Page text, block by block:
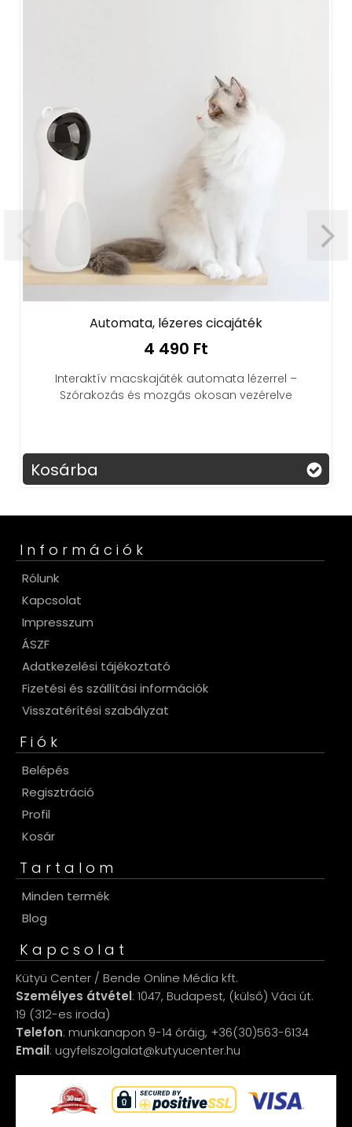
Automata, lézeres cicajáték
4 490 Ft
Interaktív macskajáték automata lézerrel –
Szórakozás és mozgás okosan vezérelve
Információk
Rólunk
Kapcsolat
Impresszum
ÁSZF
Adatkezelési tájékoztató
Fizetési és szállítási információk
Visszatérítési szabályzat
Fiók
Belépés
Regisztráció
Profil
Kosár
Tartalom
Minden termék
Blog
Kapcsolat
Kütyü Center / Bende Online Média kft.
Személyes átvétel: 1047, Budapest, (külső) Váci út.
19 (312-es iroda)
Telefon: munkanapon 9-14 óráig, +36(30)563-6134
Email: ugyfelszolgalat@kutyucenter.hu